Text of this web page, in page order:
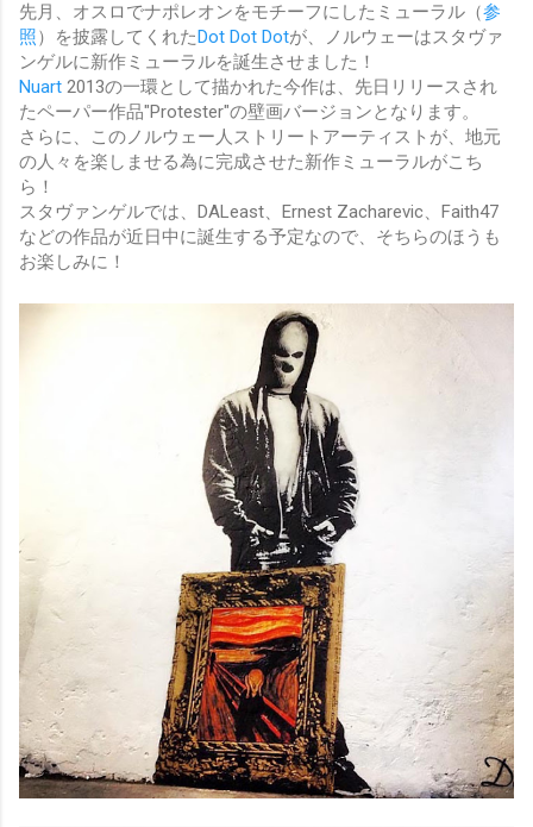
先月、オスロでナポレオンをモチーフにしたミューラル（参
照）を披露してくれたDot Dot Dotが、ノルウェーはスタヴァ
ンゲルに新作ミューラルを誕生させました！
Nuart 2013の一環として描かれた今作は、先日リリースされ
たペーパー作品"Protester"の壁画バージョンとなります。
さらに、このノルウェー人ストリートアーティストが、地元
の人々を楽しませる為に完成させた新作ミューラルがこち
ら！
スタヴァンゲルでは、DALeast、Ernest Zacharevic、Faith47
などの作品が近日中に誕生する予定なので、そちらのほうも
お楽しみに！